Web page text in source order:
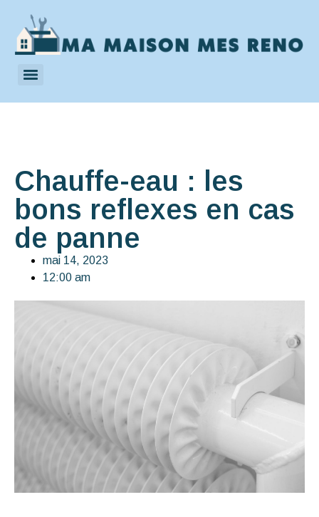
Chauffe-eau : les
bons reflexes en cas
de panne
mai 14, 2023
12:00 am